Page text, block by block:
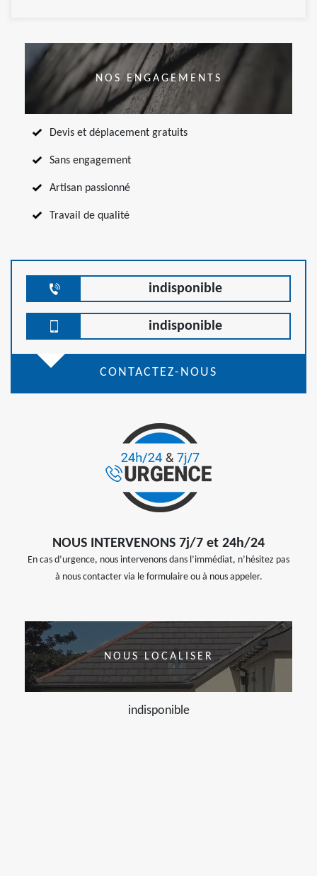
NOS ENGAGEMENTS
Devis et déplacement gratuits
Sans engagement
Artisan passionné
Travail de qualité
indisponible
indisponible
CONTACTEZ-NOUS
NOUS INTERVENONS 7j/7 et 24h/24
En cas d’urgence, nous intervenons dans l’immédiat, n’hésitez pas
à nous contacter via le formulaire ou à nous appeler.
NOUS LOCALISER
indisponible